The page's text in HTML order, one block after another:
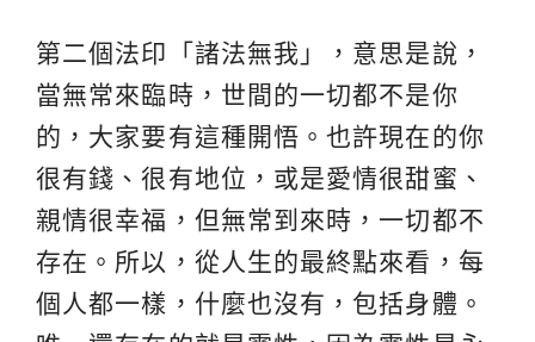
第二個法印「諸法無我」，意思是說，
當無常來臨時，世間的一切都不是你
的，大家要有這種開悟。也許現在的你
很有錢、很有地位，或是愛情很甜蜜、
親情很幸福，但無常到來時，一切都不
存在。所以，從人生的最終點來看，每
個人都一樣，什麼也沒有，包括身體。